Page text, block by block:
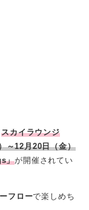
スカイラウンジ
～12月20日（金）
」が開催されてい
フローで楽しめち